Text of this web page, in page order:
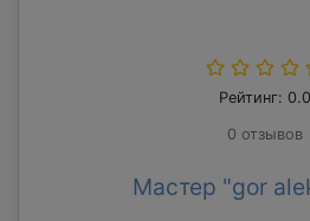
Рейтинг: 0.0
0 отзывов
Мастер "gor